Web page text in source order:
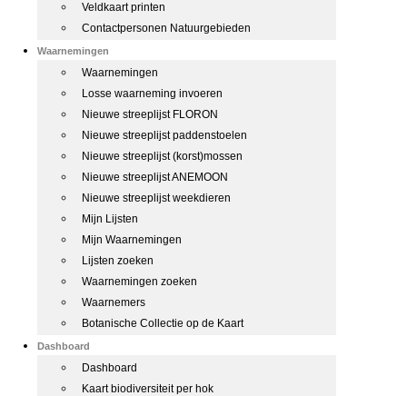
Veldkaart printen
Contactpersonen Natuurgebieden
Waarnemingen
Waarnemingen
Losse waarneming invoeren
Nieuwe streeplijst FLORON
Nieuwe streeplijst paddenstoelen
Nieuwe streeplijst (korst)mossen
Nieuwe streeplijst ANEMOON
Nieuwe streeplijst weekdieren
Mijn Lijsten
Mijn Waarnemingen
Lijsten zoeken
Waarnemingen zoeken
Waarnemers
Botanische Collectie op de Kaart
Dashboard
Dashboard
Kaart biodiversiteit per hok